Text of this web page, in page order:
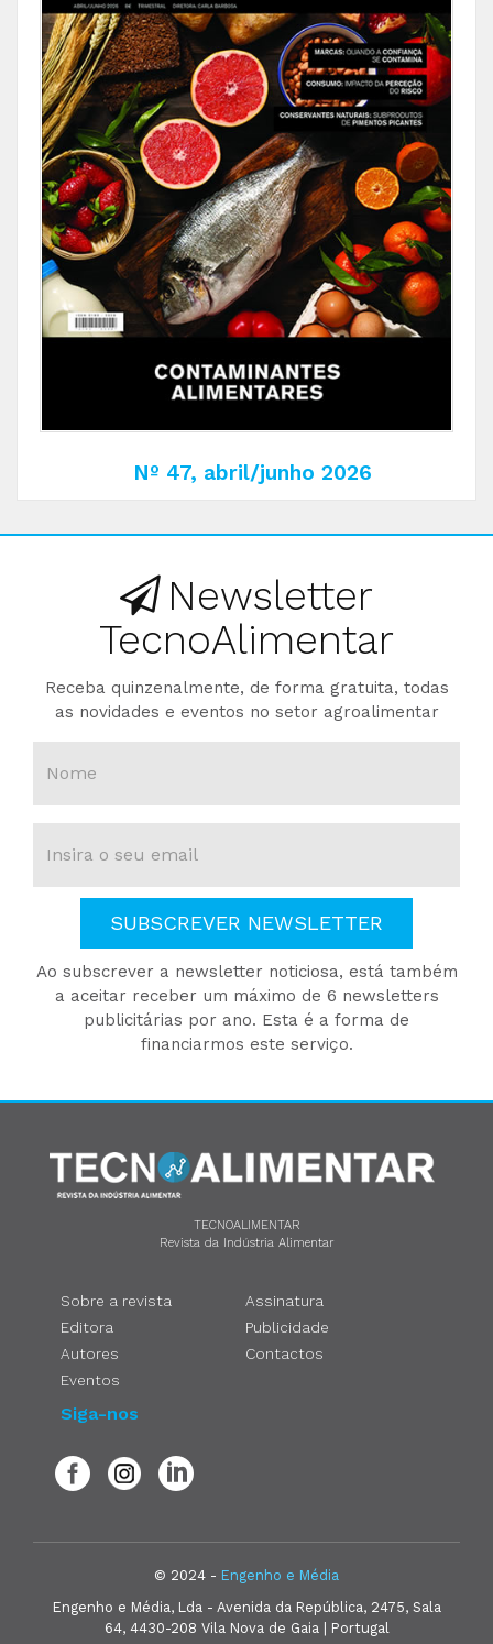
Nº 47, abril/junho 2026
Newsletter
TecnoAlimentar
Receba quinzenalmente, de forma gratuita, todas
as novidades e eventos no setor agroalimentar
SUBSCREVER NEWSLETTER
Ao subscrever a newsletter noticiosa, está também
a aceitar receber um máximo de 6 newsletters
publicitárias por ano. Esta é a forma de
financiarmos este serviço.
TECNOALIMENTAR
Revista da Indústria Alimentar
Sobre a revista
Editora
Autores
Eventos
Assinatura
Publicidade
Contactos
Siga-nos
© 2024 - Engenho e Média
Engenho e Média, Lda - Avenida da República, 2475, Sala
64, 4430-208 Vila Nova de Gaia | Portugal